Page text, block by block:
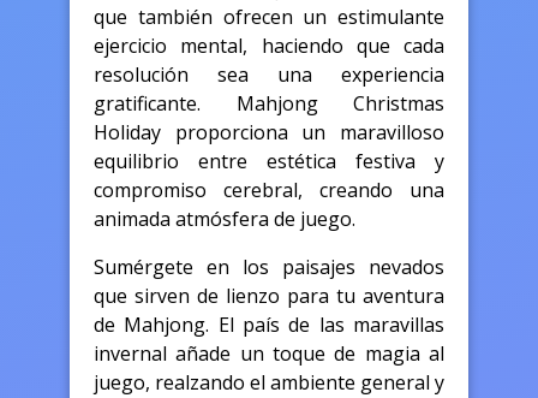
que también ofrecen un estimulante
ejercicio mental, haciendo que cada
resolución sea una experiencia
gratificante. Mahjong Christmas
Holiday proporciona un maravilloso
equilibrio entre estética festiva y
compromiso cerebral, creando una
animada atmósfera de juego.
Sumérgete en los paisajes nevados
que sirven de lienzo para tu aventura
de Mahjong. El país de las maravillas
invernal añade un toque de magia al
juego, realzando el ambiente general y